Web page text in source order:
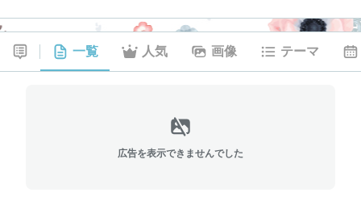
一覧 人気 画像 テーマ
広告を表示できませんでした